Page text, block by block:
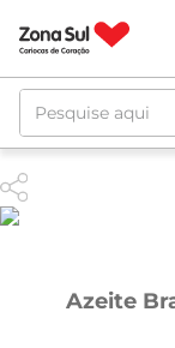
Pesquise aqui
Azeite